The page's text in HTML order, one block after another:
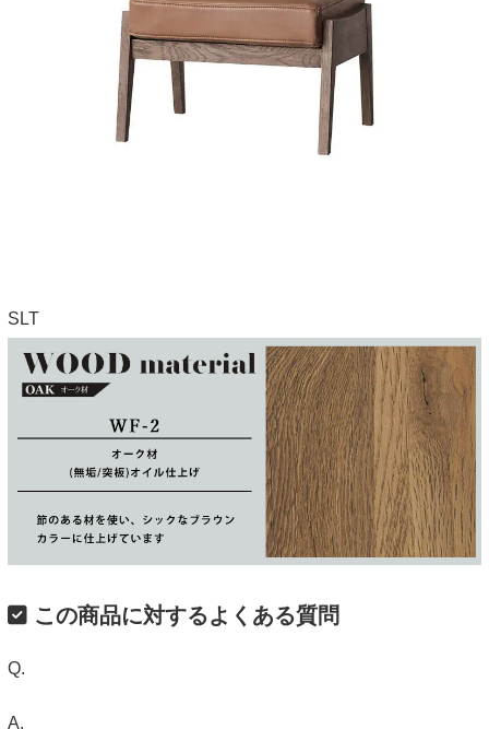
SLT
この商品に対するよくある質問
Q.
A.